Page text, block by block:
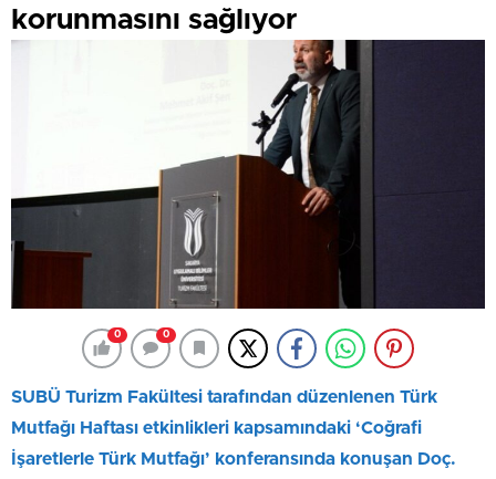
korunmasını sağlıyor
0 0
SUBÜ Turizm Fakültesi tarafından düzenlenen Türk
Mutfağı Haftası etkinlikleri kapsamındaki ‘Coğrafi
İşaretlerle Türk Mutfağı’ konferansında konuşan Doç.